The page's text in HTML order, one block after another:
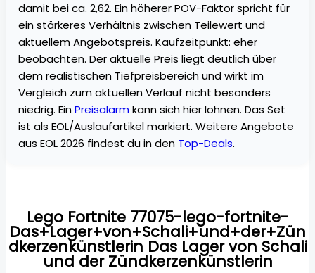
damit bei ca. 2,62. Ein höherer POV-Faktor spricht für
ein stärkeres Verhältnis zwischen Teilewert und
aktuellem Angebotspreis. Kaufzeitpunkt: eher
beobachten. Der aktuelle Preis liegt deutlich über
dem realistischen Tiefpreisbereich und wirkt im
Vergleich zum aktuellen Verlauf nicht besonders
niedrig. EinPreisalarmkann sich hier lohnen. Das Set
ist als EOL/Auslaufartikel markiert. Weitere Angebote
aus EOL 2026 findest du in den Top-Deals.
Lego Fortnite 77075-lego-fortnite-
Das+Lager+von+Schali+und+der+Zün
dkerzenkünstlerin Das Lager von Schali
und der Zündkerzenkünstlerin